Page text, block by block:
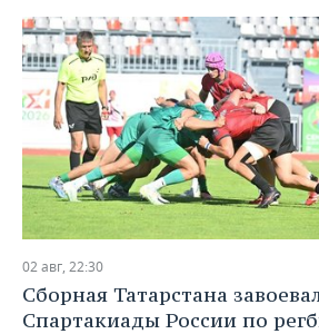
02 авг, 22:30
Сборная Татарстана
Спартакиады России по